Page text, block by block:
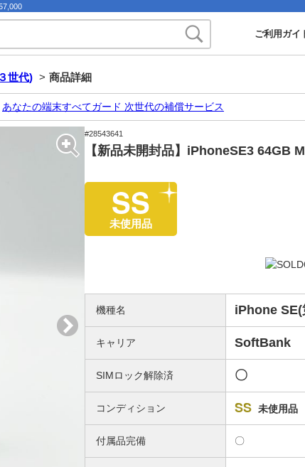
ご利用ガイ
世代) > 商品詳細
あなたの端末すべてガード 次世代の補償サービス
#28543641
【新品未開封品】iPhoneSE3
SS
未使用品
機種名 iPhone SE(
キャリア SoftBank
SIMロック解除済 〇
コンディション SS 未使用品
付属品完備 〇